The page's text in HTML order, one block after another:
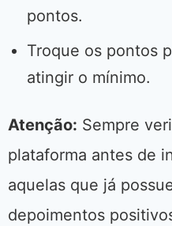
pontos.
Troque os pontos
atingir o mínimo.
Atenção: Sempre
plataforma antes de
aquelas que já
depoimentos